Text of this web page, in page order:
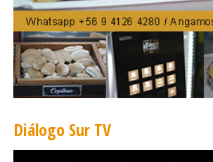
Diálogo Sur TV